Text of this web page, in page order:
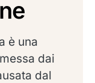
è una
dai
dal